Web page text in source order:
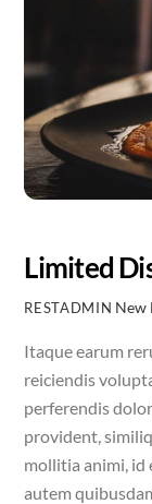
Limited
RESTADMIN New
Itaque earum
reiciendis
perferendis
provident,
mollitia animi, id
autem